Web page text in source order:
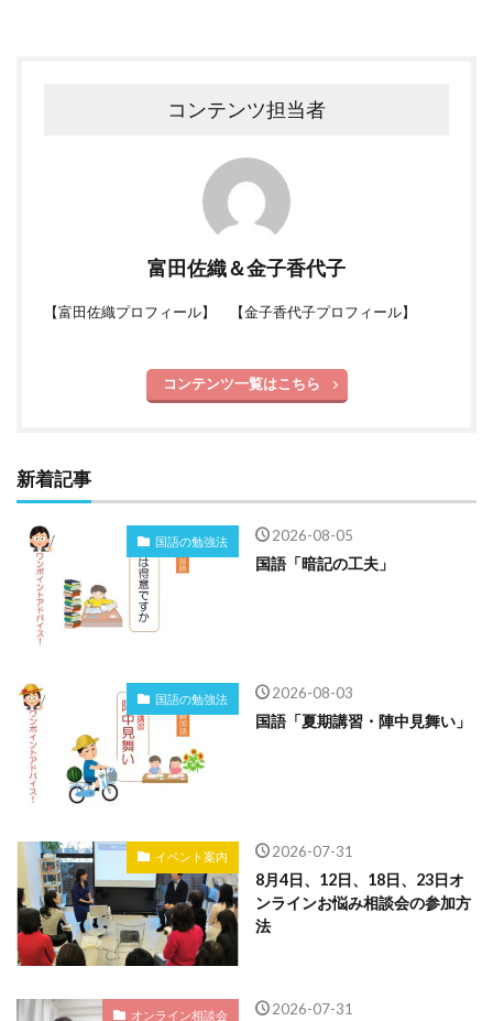
コンテンツ担当者
富田佐織＆金子香代子
【富田佐織プロフィール】 【金子香代子プロフィール】
コンテンツ一覧はこちら
新着記事
国語の勉強法 2026-08-05
国語「暗記の工夫」
国語の勉強法 2026-08-03
国語「夏期講習・陣中見舞い」
イベント案内 2026-07-31
8月4日、12日、18日、23日オ
ンラインお悩み相談会の参加方
法
オンライン相談会 2026-07-31